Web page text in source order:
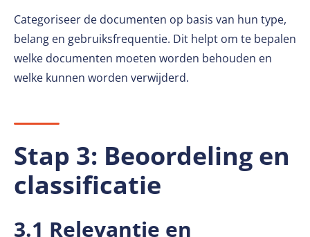
Categoriseer de documenten op basis van hun type,
belang en gebruiksfrequentie. Dit helpt om te bepalen
welke documenten moeten worden behouden en
welke kunnen worden verwijderd.
Stap 3: Beoordeling en
classificatie
3.1 Relevantie en